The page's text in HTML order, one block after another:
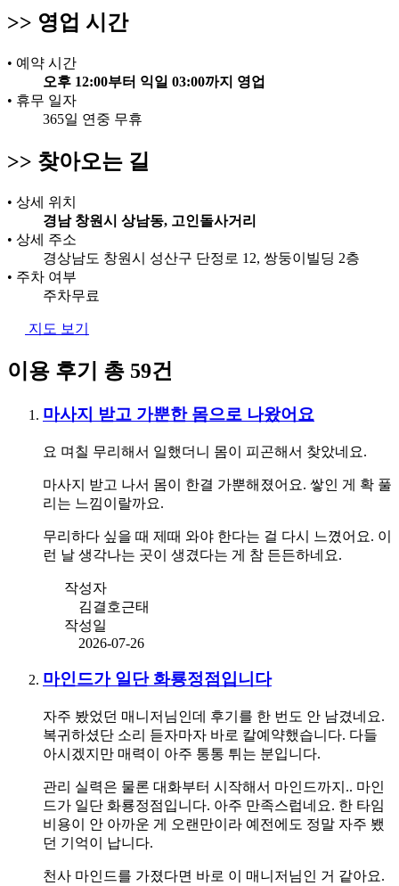
>> 영업 시간
• 예약 시간
오후 12:00부터 익일 03:00까지 영업
• 휴무 일자
365일 연중 무휴
>> 찾아오는 길
• 상세 위치
경남 창원시 상남동, 고인돌사거리
• 상세 주소
경상남도 창원시 성산구 단정로 12, 쌍둥이빌딩 2층
• 주차 여부
주차무료
지도 보기
이용 후기 총 59건
마사지 받고 가뿐한 몸으로 나왔어요
요 며칠 무리해서 일했더니 몸이 피곤해서 찾았네요.
마사지 받고 나서 몸이 한결 가뿐해졌어요. 쌓인 게 확 풀
리는 느낌이랄까요.
무리하다 싶을 때 제때 와야 한다는 걸 다시 느꼈어요. 이
런 날 생각나는 곳이 생겼다는 게 참 든든하네요.
작성자
김결호근태
작성일
2026-07-26
마인드가 일단 화룡정점입니다
자주 봤었던 매니저님인데 후기를 한 번도 안 남겼네요.
복귀하셨단 소리 듣자마자 바로 칼예약했습니다. 다들
아시겠지만 매력이 아주 통통 튀는 분입니다.
관리 실력은 물론 대화부터 시작해서 마인드까지.. 마인
드가 일단 화룡정점입니다. 아주 만족스럽네요. 한 타임
비용이 안 아까운 게 오랜만이라 예전에도 정말 자주 뵀
던 기억이 납니다.
천사 마인드를 가졌다면 바로 이 매니저님인 거 같아요.